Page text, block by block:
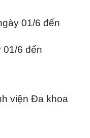
01/6 đến
01/6 đến
viện Đa khoa